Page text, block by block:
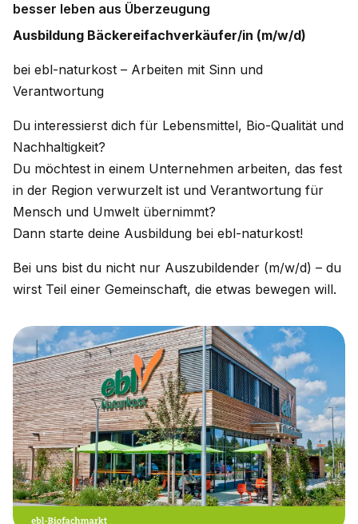
besser leben aus Überzeugung
Ausbildung Bäckereifachverkäufer/in (m/w/d)
bei ebl-naturkost – Arbeiten mit Sinn und
Verantwortung
Du interessierst dich für Lebensmittel, Bio-Qualität und
Nachhaltigkeit?
Du möchtest in einem Unternehmen arbeiten, das fest
in der Region verwurzelt ist und Verantwortung für
Mensch und Umwelt übernimmt?
Dann starte deine Ausbildung bei ebl-naturkost!
Bei uns bist du nicht nur Auszubildender (m/w/d) – du
wirst Teil einer Gemeinschaft, die etwas bewegen will.